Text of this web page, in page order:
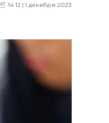
14:12 | 1 декабря 2023